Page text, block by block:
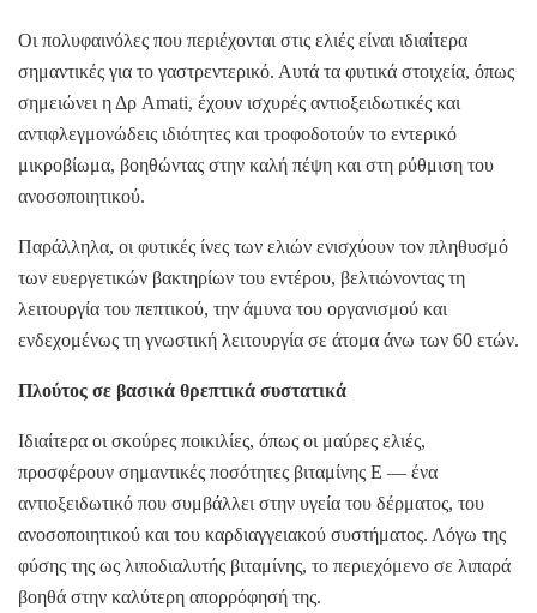
Οι πολυφαινόλες που περιέχονται στις ελιές είναι ιδιαίτερα
σημαντικές για το γαστρεντερικό. Αυτά τα φυτικά στοιχεία, όπως
σημειώνει η Δρ Amati, έχουν ισχυρές αντιοξειδωτικές και
αντιφλεγμονώδεις ιδιότητες και τροφοδοτούν το εντερικό
μικροβίωμα, βοηθώντας στην καλή πέψη και στη ρύθμιση του
ανοσοποιητικού.
Παράλληλα, οι φυτικές ίνες των ελιών ενισχύουν τον πληθυσμό
των ευεργετικών βακτηρίων του εντέρου, βελτιώνοντας τη
λειτουργία του πεπτικού, την άμυνα του οργανισμού και
ενδεχομένως τη γνωστική λειτουργία σε άτομα άνω των 60 ετών.
Πλούτος σε βασικά θρεπτικά συστατικά
Ιδιαίτερα οι σκούρες ποικιλίες, όπως οι μαύρες ελιές,
προσφέρουν σημαντικές ποσότητες βιταμίνης Ε — ένα
αντιοξειδωτικό που συμβάλλει στην υγεία του δέρματος, του
ανοσοποιητικού και του καρδιαγγειακού συστήματος. Λόγω της
φύσης της ως λιποδιαλυτής βιταμίνης, το περιεχόμενο σε λιπαρά
βοηθά στην καλύτερη απορρόφησή της.